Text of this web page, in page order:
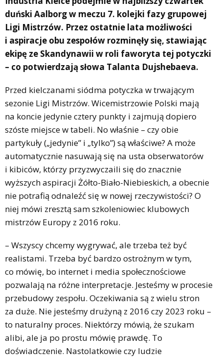
duński Aalborg w meczu 7. kolejki fazy grupowej
Ligi Mistrzów. Przez ostatnie lata możliwości
i aspiracje obu zespołów rozminęły się, stawiając
ekipę ze Skandynawii w roli faworyta tej potyczki
– co potwierdzają słowa Talanta Dujshebaeva.
Przed kielczanami siódma potyczka w trwającym
sezonie Ligi Mistrzów. Wicemistrzowie Polski mają
na koncie jedynie cztery punkty i zajmują dopiero
szóste miejsce w tabeli. No właśnie – czy obie
partykuły („jedynie” i „tylko”) są właściwe? A może
automatycznie nasuwają się na usta obserwatorów
i kibiców, którzy przyzwyczaili się do znacznie
wyższych aspiracji Żółto-Biało-Niebieskich, a obecnie
nie potrafią odnaleźć się w nowej rzeczywistości? O
niej mówi zresztą sam szkoleniowiec klubowych
mistrzów Europy z 2016 roku.
– Wszyscy chcemy wygrywać, ale trzeba też być
realistami. Trzeba być bardzo ostrożnym w tym,
co mówię, bo internet i media społecznościowe
pozwalają na różne interpretacje. Jesteśmy w procesie
przebudowy zespołu. Oczekiwania są z wielu stron
za duże. Nie jesteśmy drużyną z 2016 czy 2023 roku –
to naturalny proces. Niektórzy mówią, że szukam
alibi, ale ja po prostu mówię prawdę. To
doświadczenie. Nastolatkowie czy ludzie